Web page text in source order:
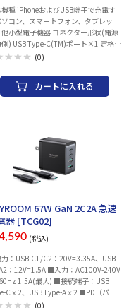
種 iPhoneおよびUSB端子で充電す
ソコン、スマートフォン、タブレッ
他小型電子機器 コネクター形状(電源
側) USB Type-C(TM)ポート×1 定格入
5V/9V/12V/15V/20V 定格入力電流
側) USB Type-Cポート×1、USB-Aポ
×1 定格出力電圧 USB Type-Cポー
5V/9V/12V/15V/20V、USB-Aポート：
力:最大20W 電池種類 充電式ナトリウ
オン電池 電池定格容量
9000mAh 27.0Wh 充電時間 約2時
製品本体のみを充電した場合の目安
ん。 外形寸法 幅約87mm×奥行約
高さ約106mm 重量 約350g カラ
ラック くり返し使用回数 5000回 使
0℃～40℃ 付属品 USB Type-C - USB
Cケーブル(0.1m) 保証期間 1年間
(0)
カートに入れる
67W GaN 2C2A 急速
器 [TCG02]
(税込)
：USB-C1/C2：20V=3.35A、USB-
：12V=1.5A ■入力：AC100V-240V
1.5A(最大) ■接続端子：USB
Cｘ2、USB Type-Aｘ2 ■PD（パワ
バリー）：○ ■GaN(窒化ガリウ
(0)